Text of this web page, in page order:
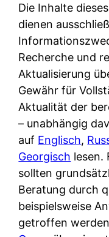
e
D
a
t
e
n
w
i
r
k
l
i
c
h
n
d
e
r
n
u
n
k
t
i
o
n
i
e
r
A
p
p
&
O
n
l
i
n
e
:
W
b
H
-
M
y
t
h
o
s
:
W
e
n
n
Die Inhalte
dienen
Recherche und
Aktualisierung
Gewähr für
Aktualität der
– unabhängig
auf Englisch,
Georgisch lesen.
sollten
Beratung durch
beispielsweise
getroffen